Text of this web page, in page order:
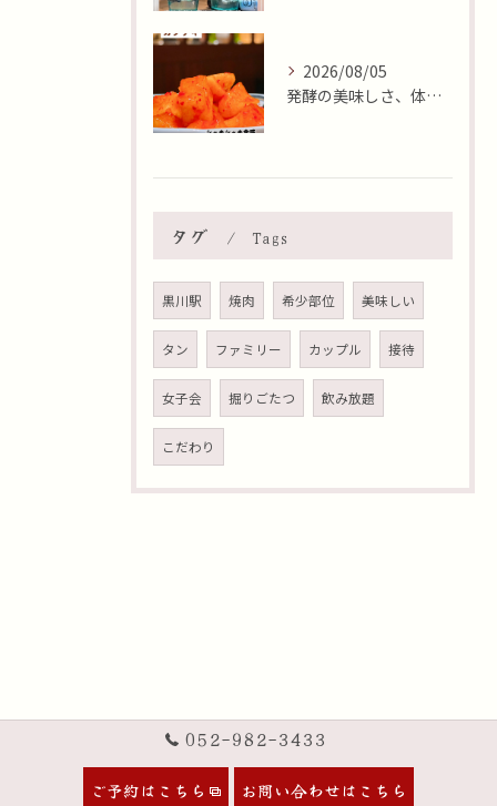
2026/08/05
発酵の美味しさ、体験しませんか？🧄
タグ Tags
黒川駅 焼肉 希少部位 美味しい
タン ファミリー カップル 接待
女子会 掘りごたつ 飲み放題
こだわり
052-982-3433
ご予約はこちら お問い合わせはこちら